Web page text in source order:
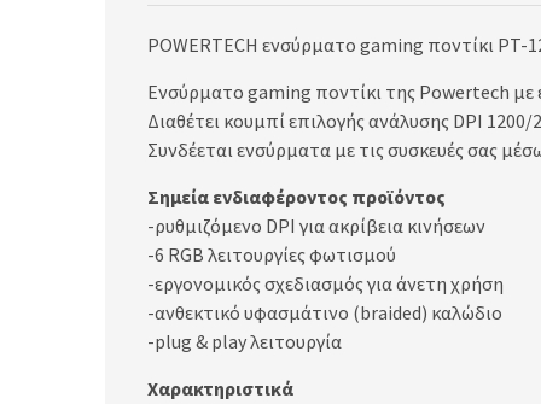
POWERTECH ενσύρματο gaming ποντίκι
Ενσύρματο gaming ποντίκι της Powertech με
Διαθέτει κουμπί επιλογής ανάλυσης DPI
Συνδέεται ενσύρματα με τις συσκευές σας
Σημεία ενδιαφέροντος προϊόντος
-ρυθμιζόμενο DPI για ακρίβεια κινήσεων
-6 RGB λειτουργίες φωτισμού
-εργονομικός σχεδιασμός για άνετη χρήση
-ανθεκτικό υφασμάτινο (braided) καλώδιο
-plug & play λειτουργία
Χαρακτηριστικά